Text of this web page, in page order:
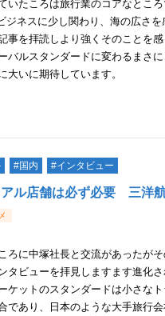
いたころは旅行業のコアなとこ
ジネスに少し関わり、海の広さ
事を拝読しより強くそのことを
バルスタンダードに変わるまさ
大いに期待しています。
#国内 #インタビュー
ル店舗は必ず必要 三洋
ろに中塚社長と交流があったが
タビューを拝見しますます進化
ケットのスタンダードは小さな
であり、日本のような大手旅行